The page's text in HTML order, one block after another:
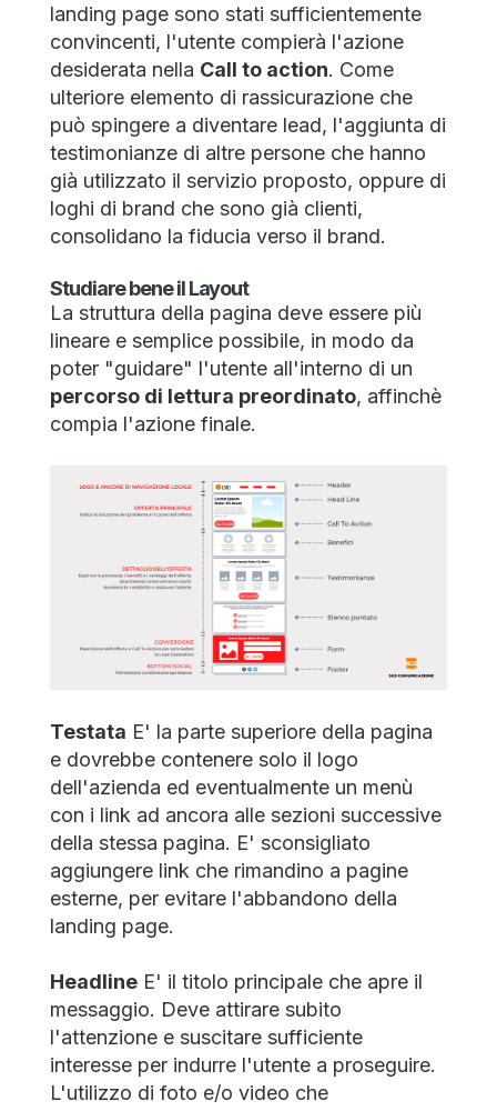
landing page sono stati sufficientemente
convincenti, l'utente compierà l'azione
desiderata nella Call to action. Come
ulteriore elemento di rassicurazione che
può spingere a diventare lead, l'aggiunta di
testimonianze di altre persone che hanno
già utilizzato il servizio proposto, oppure di
loghi di brand che sono già clienti,
consolidano la fiducia verso il brand.
Studiare bene il Layout
La struttura della pagina deve essere più
lineare e semplice possibile, in modo da
poter "guidare" l'utente all'interno di un
percorso di lettura preordinato, affinchè
compia l'azione finale.
Testata E' la parte superiore della pagina
e dovrebbe contenere solo il logo
dell'azienda ed eventualmente un menù
con i link ad ancora alle sezioni successive
della stessa pagina. E' sconsigliato
aggiungere link che rimandino a pagine
esterne, per evitare l'abbandono della
landing page.
Headline E' il titolo principale che apre il
messaggio. Deve attirare subito
l'attenzione e suscitare sufficiente
interesse per indurre l'utente a proseguire.
L'utilizzo di foto e/o video che